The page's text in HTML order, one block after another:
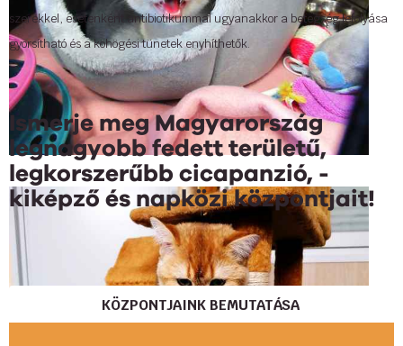
szerekkel, esetenként antibiotikummal ugyanakkor a betegség lefolyása
gyorsítható és a köhögési tünetek enyhíthetők.
Ismerje meg Magyarország
legnagyobb fedett területű,
legkorszerűbb cicapanzió, -
kiképző és napközi központjait!
KÖZPONTJAINK BEMUTATÁSA